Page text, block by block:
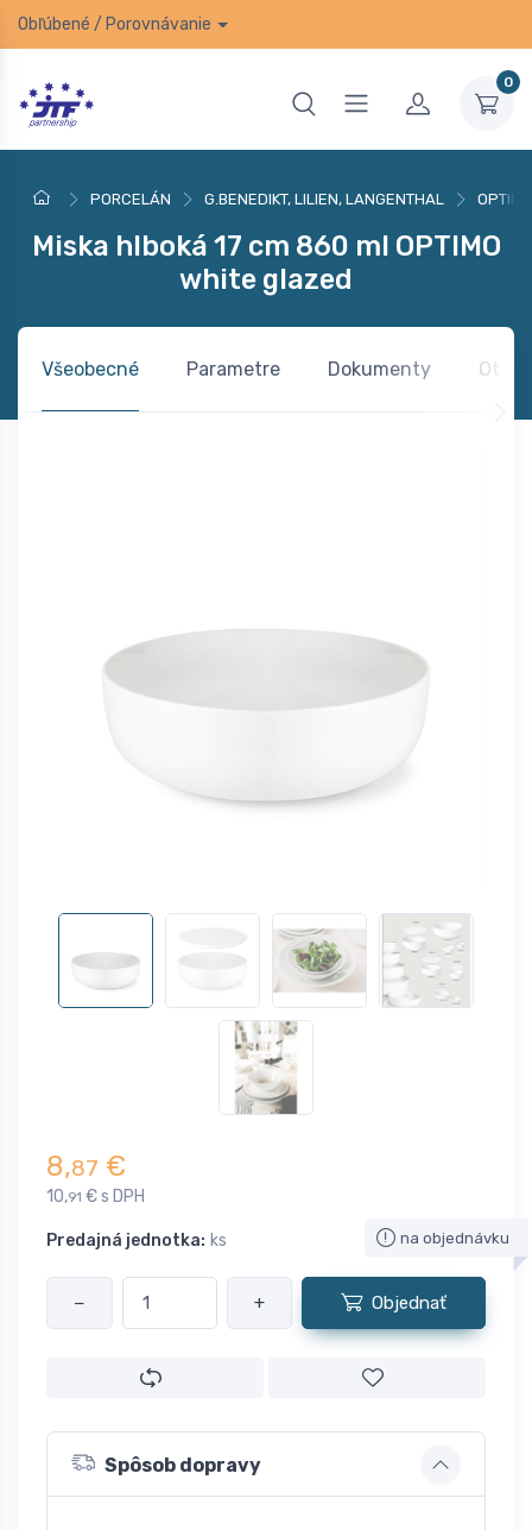
Obľúbené / Porovnávanie
0
PORCELÁN G.BENEDIKT, LILIEN, LANGENTHAL
Miska hlboká 17 cm 860 ml OPTIMO
white glazed
Všeobecné Parametre Dokumenty
8,87 €
10,91 € s DPH
Predajná jednotka: ks na objednávku
− + Objednať
Spôsob dopravy